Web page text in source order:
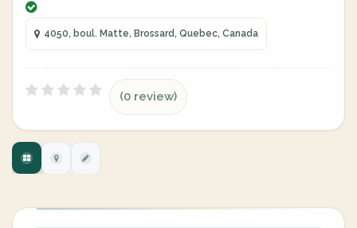
4050, boul. Matte, Brossard, Quebec, Canada
(0 review)